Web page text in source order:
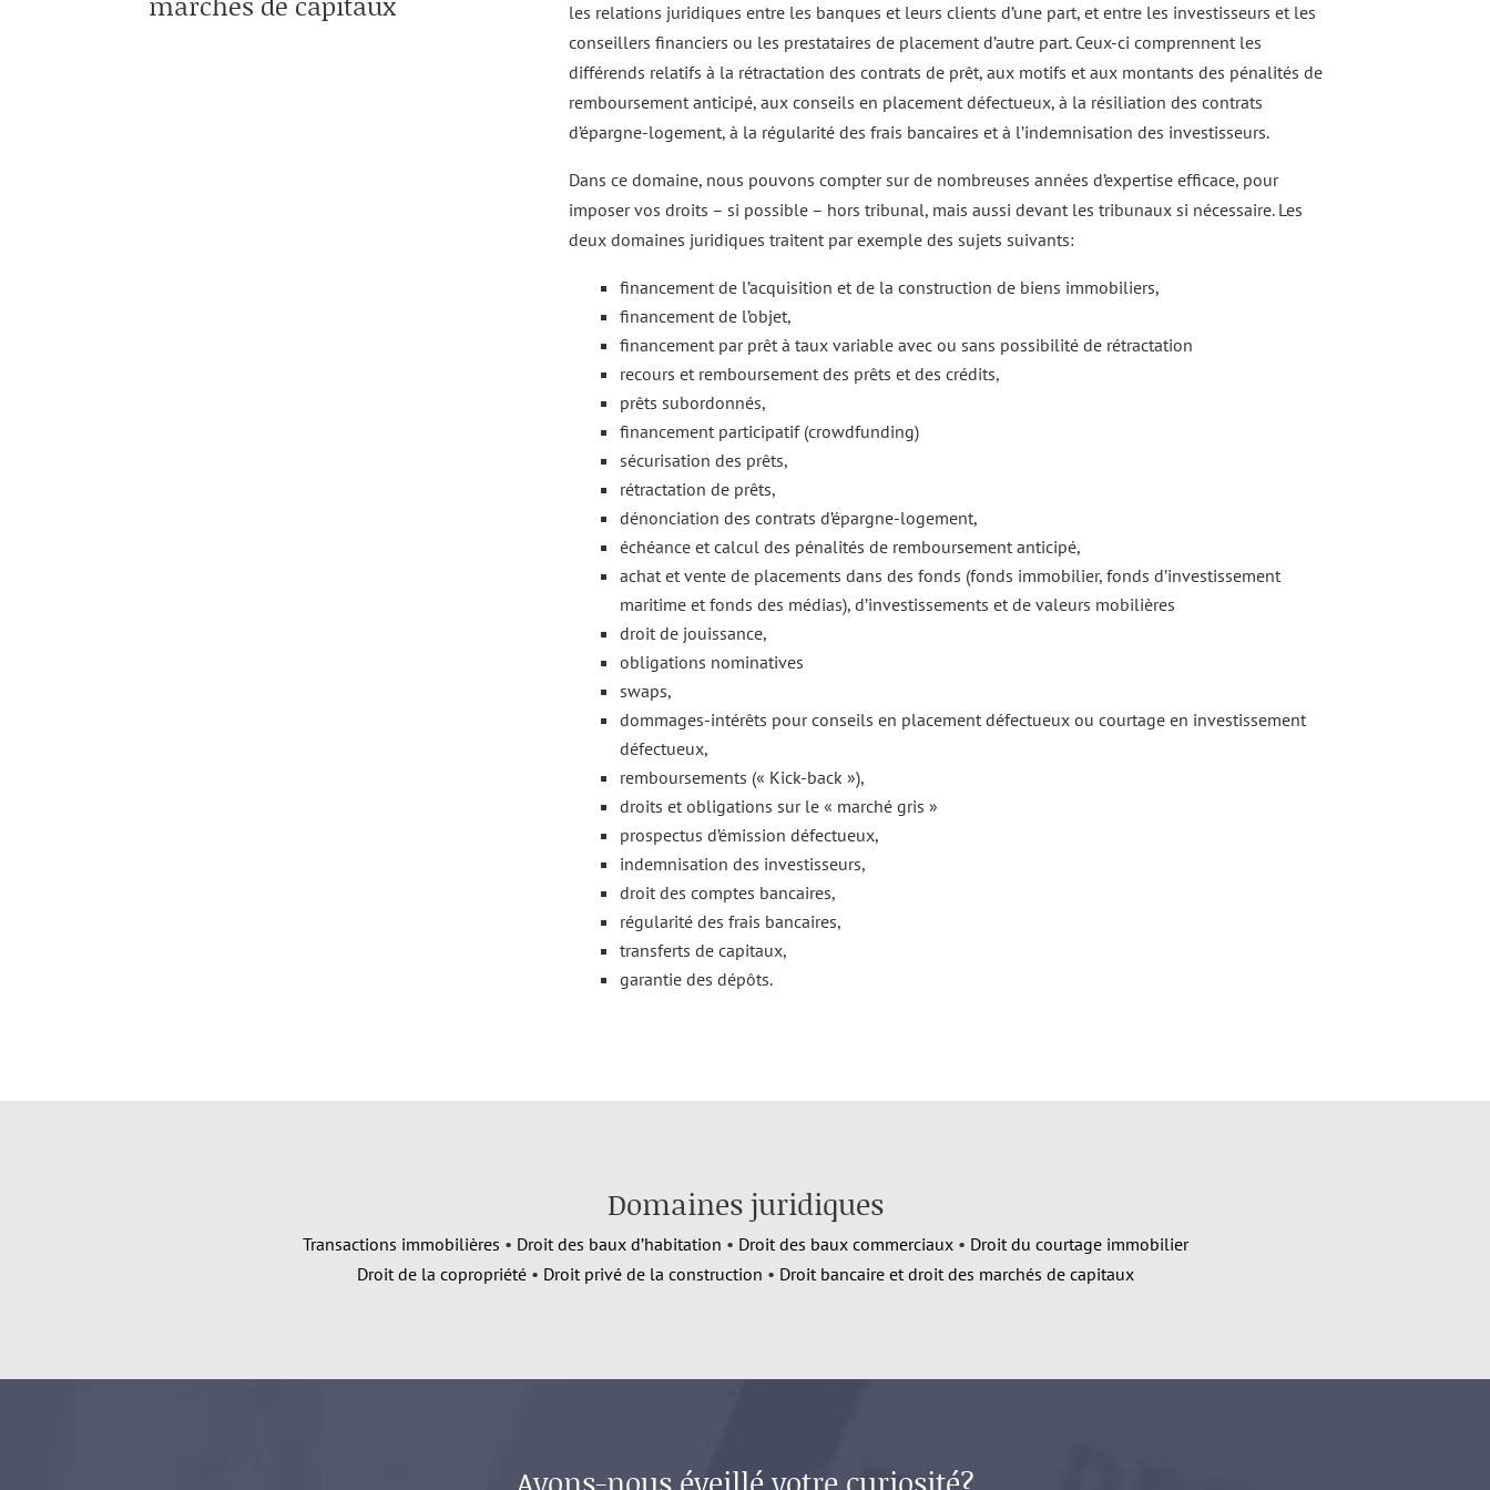
les relations juridiques entre les banques et leurs clients d’une part, et entre les investisseurs et les
conseillers financiers ou les prestataires de placement d’autre part. Ceux-ci comprennent les
différends relatifs à la rétractation des contrats de prêt, aux motifs et aux montants des pénalités de
remboursement anticipé, aux conseils en placement défectueux, à la résiliation des contrats
d’épargne-logement, à la régularité des frais bancaires et à l’indemnisation des investisseurs.
Dans ce domaine, nous pouvons compter sur de nombreuses années d’expertise efficace, pour
imposer vos droits – si possible – hors tribunal, mais aussi devant les tribunaux si nécessaire. Les
deux domaines juridiques traitent par exemple des sujets suivants:
financement de l’acquisition et de la construction de biens immobiliers,
financement de l’objet,
financement par prêt à taux variable avec ou sans possibilité de rétractation
recours et remboursement des prêts et des crédits,
prêts subordonnés,
financement participatif (crowdfunding)
sécurisation des prêts,
rétractation de prêts,
dénonciation des contrats d’épargne-logement,
échéance et calcul des pénalités de remboursement anticipé,
achat et vente de placements dans des fonds (fonds immobilier, fonds d’investissement
maritime et fonds des médias), d’investissements et de valeurs mobilières
droit de jouissance,
obligations nominatives
swaps,
dommages-intérêts pour conseils en placement défectueux ou courtage en investissement
défectueux,
remboursements (« Kick-back »),
droits et obligations sur le « marché gris »
prospectus d’émission défectueux,
indemnisation des investisseurs,
droit des comptes bancaires,
régularité des frais bancaires,
transferts de capitaux,
garantie des dépôts.
Domaines juridiques
Transactions immobilières • Droit des baux d’habitation • Droit des baux commerciaux• Droit du courtage immobilier
Droit de la copropriété• Droit privé de la construction • Droit bancaire et droit des marchés de capitaux